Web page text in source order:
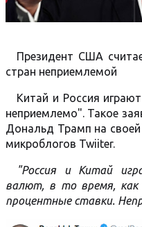
Президент США
стран неприемлемой
Китай и Россия
неприемлемо". Такое
Дональд Трамп на
микроблогов Twiiter.
"Россия и Китай
валют, в то время,
процентные ставки.